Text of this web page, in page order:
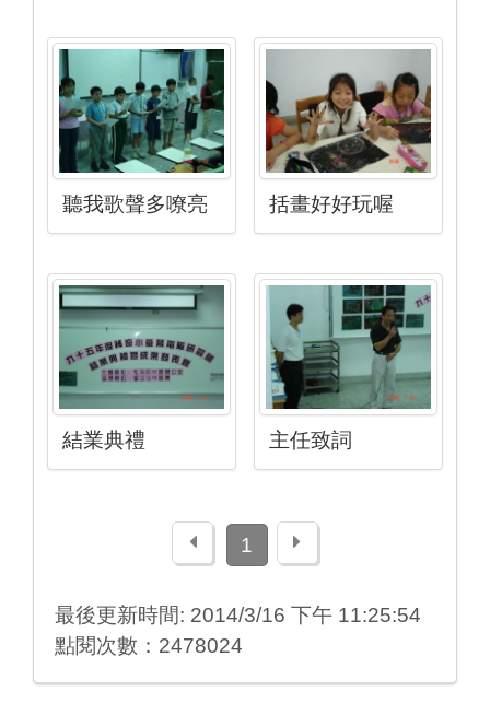
聽我歌聲多嘹亮 括畫好好玩喔
結業典禮 主任致詞
上一頁1 下一頁
最後更新時間: 2014/3/16 下午 11:25:54
點閱次數：2478024